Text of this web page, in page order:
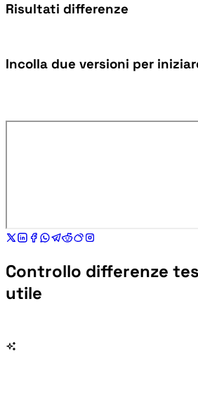
Risultati differenze
Incolla due versioni per
Controllo differenze
utile